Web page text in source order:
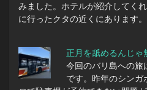
みました。ホテルが紹介してく
に行ったクタの近くにあります。
正月を舐めるんじゃ
今回のバリ島への旅
です。昨年のシンガ